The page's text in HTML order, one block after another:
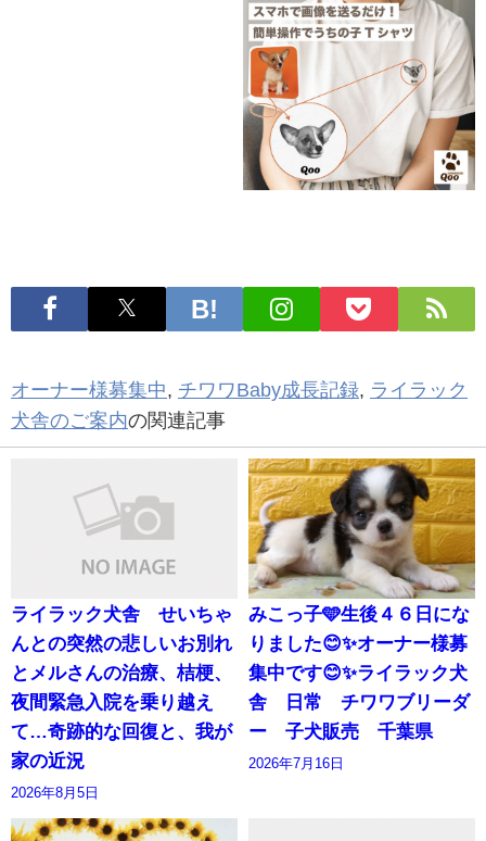
オーナー様募集中, チワワBaby成長記録, ライラック
犬舎のご案内の関連記事
ライラック犬舎 せいちゃ
んとの突然の悲しいお別れ
とメルさんの治療、桔梗、
夜間緊急入院を乗り越え
て…奇跡的な回復と、我が
家の近況
2026年8月5日
みこっ子🩵生後４６日にな
りました😊✨オーナー様募
集中です😊✨ライラック犬
舎 日常 チワワブリーダ
ー 子犬販売 千葉県
2026年7月16日